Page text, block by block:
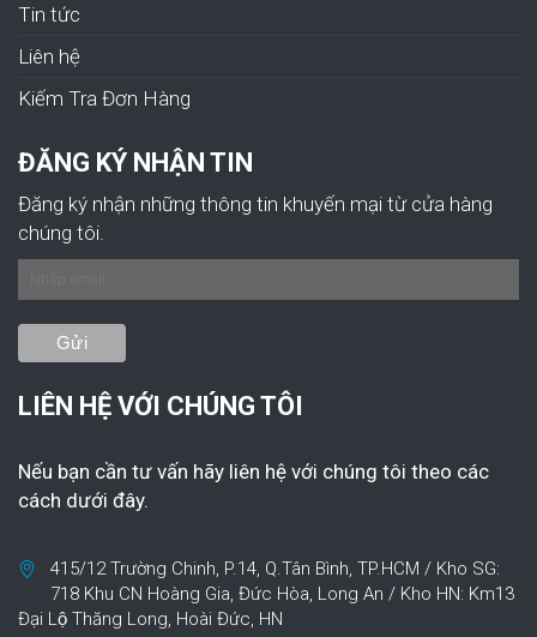
Tin tức
Liên hệ
Kiếm Tra Đơn Hàng
ĐĂNG KÝ NHẬN TIN
Đăng ký nhận những thông tin khuyến mại từ cửa hàng
chúng tôi.
LIÊN HỆ VỚI CHÚNG TÔI
Nếu bạn cần tư vấn hãy liên hệ với chúng tôi theo các
cách dưới đây.
415/12 Trường Chinh, P.14, Q.Tân Bình, TP.HCM / Kho SG:
718 Khu CN Hoàng Gia, Đức Hòa, Long An / Kho HN: Km13
Đại Lộ Thăng Long, Hoài Đức, HN